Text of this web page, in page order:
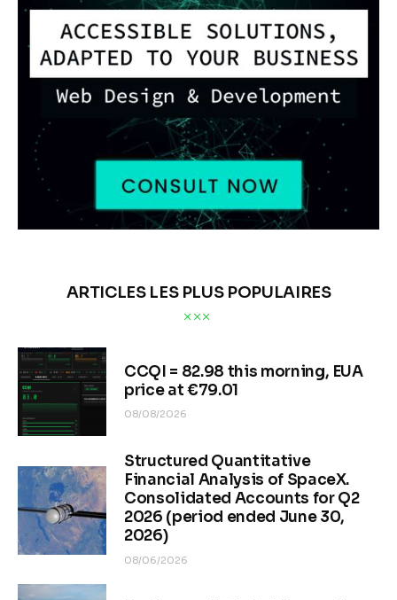
ARTICLES LES PLUS POPULAIRES
CCQI = 82.98 this morning, EUA
price at €79.01
08/08/2026
Structured Quantitative
Financial Analysis of SpaceX.
Consolidated Accounts for Q2
2026 (period ended June 30,
2026)
08/06/2026